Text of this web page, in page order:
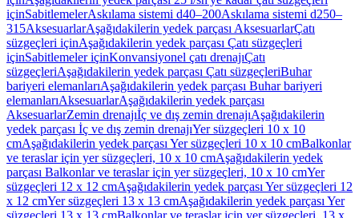
içinSabitlemelerAskılama sistemi d40–200Askılama sistemi d250–
315AksesuarlarAşağıdakilerin yedek parçası AksesuarlarÇatı
süzgeçleri içinAşağıdakilerin yedek parçası Çatı süzgeçleri
içinSabitlemeler içinKonvansiyonel çatı drenajıÇatı
süzgeçleriAşağıdakilerin yedek parçası Çatı süzgeçleriBuhar
bariyeri elemanlarıAşağıdakilerin yedek parçası Buhar bariyeri
elemanlarıAksesuarlarAşağıdakilerin yedek parçası
AksesuarlarZemin drenajıİç ve dış zemin drenajıAşağıdakilerin
yedek parçası İç ve dış zemin drenajıYer süzgeçleri 10 x 10
cmAşağıdakilerin yedek parçası Yer süzgeçleri 10 x 10 cmBalkonlar
ve teraslar için yer süzgeçleri, 10 x 10 cmAşağıdakilerin yedek
parçası Balkonlar ve teraslar için yer süzgeçleri, 10 x 10 cmYer
süzgeçleri 12 x 12 cmAşağıdakilerin yedek parçası Yer süzgeçleri 12
x 12 cmYer süzgeçleri 13 x 13 cmAşağıdakilerin yedek parçası Yer
süzgeçleri 13 x 13 cmBalkonlar ve teraslar için yer süzgeçleri, 13 x